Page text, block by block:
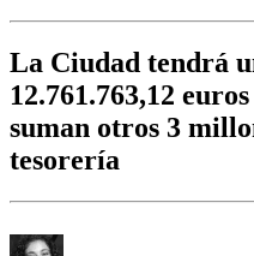
La Ciudad tendrá
12.761.763,12
suman otros 3
tesorería